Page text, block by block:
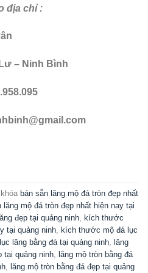
địa chỉ :
– Ninh Bình
khóa bán sẵn lăng mộ đá tròn đẹp nhất
lăng mộ đá tròn đẹp nhất hiện nay tại
đẹp tại quảng ninh
kích thước
tại quảng ninh
kích thước mộ đá lục
lăng bằng đá tại quảng ninh
lăng
tại quảng ninh
lăng mộ tròn bằng đá
lăng mộ tròn bằng đá đẹp tại quảng